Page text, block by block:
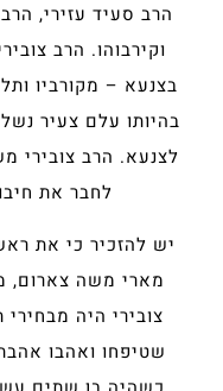
הרב סעיד עזירי,
וקירבוהו. הרב
בצנעא – מקורביו
בהיותו עלם צעיר
לצנעא. הרב צובירי
לחבר את
יש להזכיר כי את
מארי משה צארום,
צובירי היה
שטיפחו ואהבו